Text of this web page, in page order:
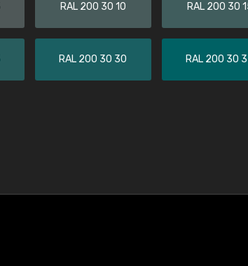
RAL 200 30 10 RAL 200 30
RAL 200 30 30 RAL 200 30